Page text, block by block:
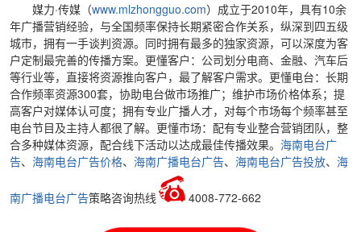
媒力·传媒（www.mlzhongguo.com）成立于2010年，具有10余
年广播营销经验，与全国频率保持长期紧密合作关系，纵深到四五级
城市，拥有一手谈判资源。同时拥有最多的独家资源，可以深度为客
户定制最完善的传播方案。更懂客户：公司划分电商、金融、汽车后
等行业等，直接将资源推向客户，最了解客户需求。更懂电台：长期
合作频率资源300套，协助电台做市场推广；维护市场价格体系；提
高客户对媒体认可度；拥有专业广播人才，对每个市场每个频率甚至
电台节目及主持人都很了解。更懂市场：配有专业整合营销团队，整
合多种媒体资源，配合线下活动以达成最佳传播效果。海南电台广
告、海南电台广告价格、海南广播电台广告、海南电台广告投放、海
南广播电台广告策略咨询热线 4008-772-662